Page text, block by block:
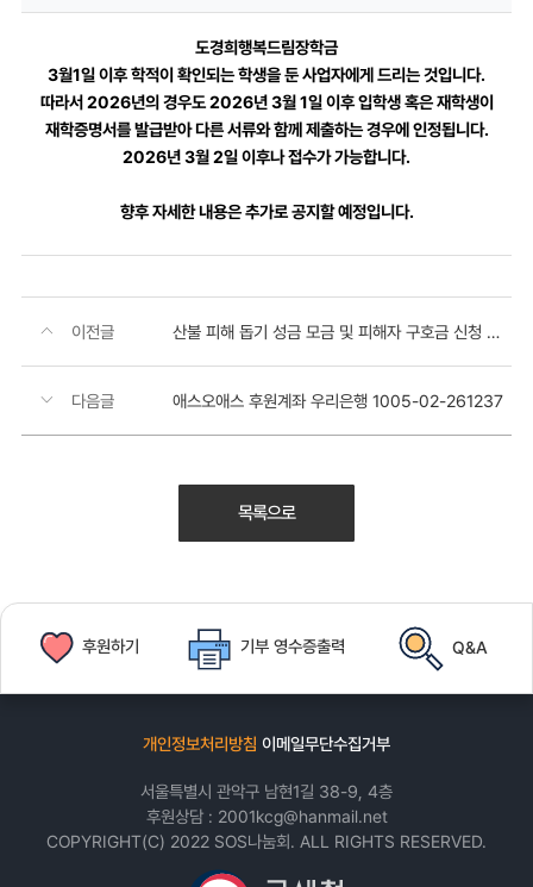
도경희행복드림장학금
3월1일 이후 학적이 확인되는 학생을 둔 사업자에게 드리는 것입니다.
따라서 2026년의 경우도 2026년 3월 1일 이후 입학생 혹은 재학생이
재학증명서를 발급받아 다른 서류와 함께 제출하는 경우에 인정됩니다.
2026년 3월 2일 이후나 접수가 가능합니다.
향후 자세한 내용은 추가로 공지할 예정입니다.
이전글 산불 피해 돕기 성금 모금 및 피해자 구호금 신청 방법 안내
다음글 애스오애스 후원계좌 우리은행 1005-02-261237
목록으로
후원하기 기부 영수증출력 Q&A
개인정보처리방침 이메일무단수집거부
서울특별시 관악구 남현1길 38-9, 4층
후원상담 : 2001kcg@hanmail.net
COPYRIGHT(C) 2022 SOS나눔회. ALL RIGHTS RESERVED.